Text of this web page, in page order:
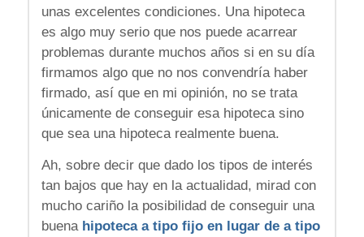
unas excelentes condiciones. Una hipoteca
es algo muy serio que nos puede acarrear
problemas durante muchos años si en su día
firmamos algo que no nos convendría haber
firmado, así que en mi opinión, no se trata
únicamente de conseguir esa hipoteca sino
que sea una hipoteca realmente buena.
Ah, sobre decir que dado los tipos de interés
tan bajos que hay en la actualidad, mirad con
mucho cariño la posibilidad de conseguir una
buena hipoteca a tipo fijo en lugar de a tipo